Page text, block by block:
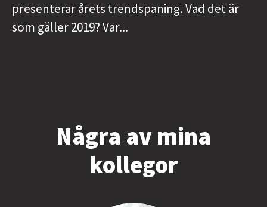
presenterar årets trendspaning. Vad det är
som gäller 2019? Var...
Några av mina
kollegor